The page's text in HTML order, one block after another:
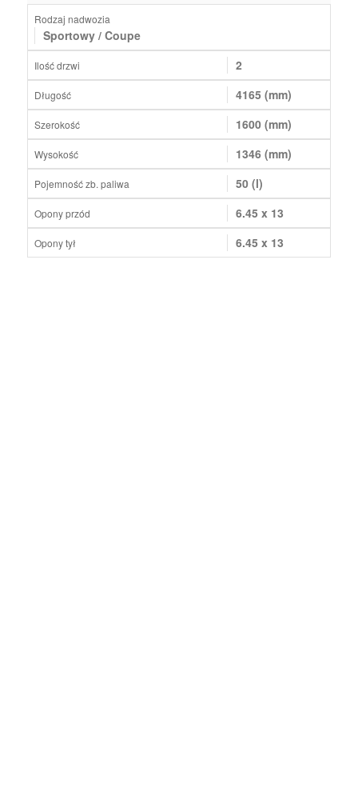
Rodzaj nadwozia
Sportowy / Coupe
Ilość drzwi 2
Długość 4165 (mm)
Szerokość 1600 (mm)
Wysokość 1346 (mm)
Pojemność zb. paliwa 50 (l)
Opony przód 6.45 x 13
Opony tył 6.45 x 13